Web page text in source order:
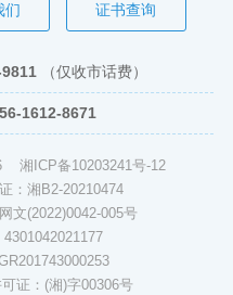
们 证书查询
（仅收市话费）
1612-8671
湘ICP备10203241号-12
：湘B2-20210474
文(2022)0042-005号
证：(湘)字00306号